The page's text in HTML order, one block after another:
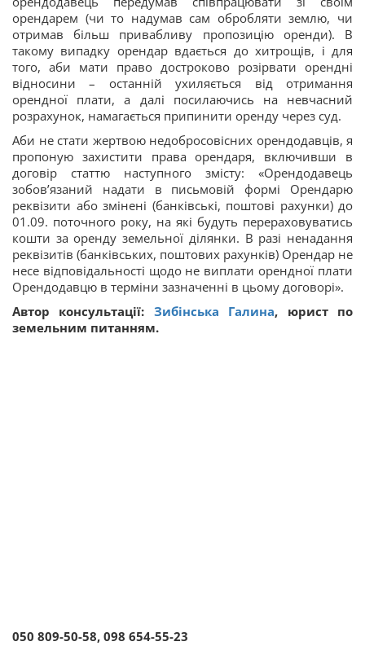
орендарем (чи то надумав сам обробляти землю, чи
отримав більш привабливу пропозицію оренди). В
такому випадку орендар вдається до хитрощів, і для
того, аби мати право достроково розірвати орендні
відносини – останній ухиляється від отримання
орендної плати, а далі посилаючись на невчасний
розрахунок, намагається припинити оренду через суд.
Аби не стати жертвою недобросовісних орендодавців, я
пропоную захистити права орендаря, включивши в
договір статтю наступного змісту: «Орендодавець
зобов’язаний надати в письмовій формі Орендарю
реквізити або змінені (банківські, поштові рахунки) до
01.09. поточного року, на які будуть перераховуватись
кошти за оренду земельної ділянки. В разі ненадання
реквізитів (банківських, поштових рахунків) Орендар не
несе відповідальності щодо не виплати орендної плати
Орендодавцю в терміни зазначенні в цьому договорі».
Автор консультації: Зибінська Галина, юрист по
земельним питанням.
050 809-50-58, 098 654-55-23